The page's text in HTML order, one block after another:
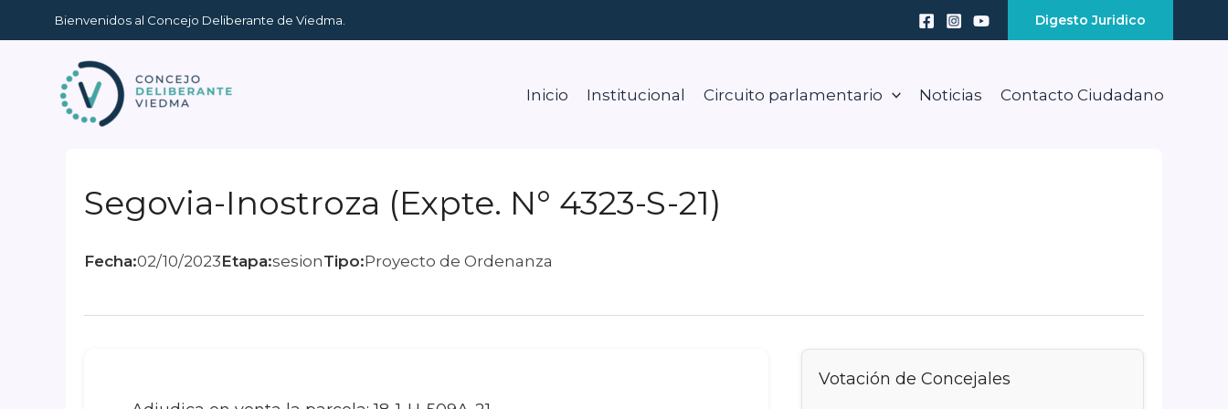
al
contenido
Bienvenidos al Concejo Deliberante de Viedma. Digesto Juridico
Inicio Institucional Circuito parlamentario Noticias Contacto Ciudadano
Segovia-Inostroza (Expte. N° 4323-S-21)
Fecha:02/10/2023Etapa:sesionTipo:Proyecto de Ordenanza
Votación de Concejales